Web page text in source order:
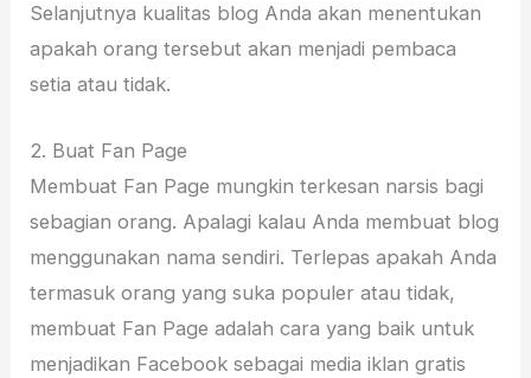
Selanjutnya kualitas blog Anda akan menentukan
apakah orang tersebut akan menjadi pembaca
setia atau tidak.
2. Buat Fan Page
Membuat Fan Page mungkin terkesan narsis bagi
sebagian orang. Apalagi kalau Anda membuat blog
menggunakan nama sendiri. Terlepas apakah Anda
termasuk orang yang suka populer atau tidak,
membuat Fan Page adalah cara yang baik untuk
menjadikan Facebook sebagai media iklan gratis